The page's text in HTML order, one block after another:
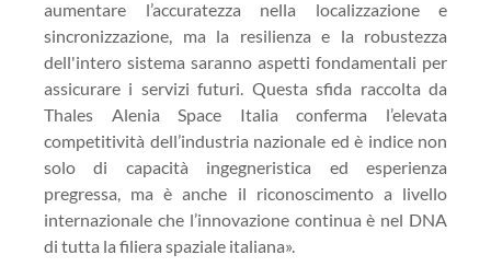
aumentare l’accuratezza nella localizzazione e
sincronizzazione, ma la resilienza e la robustezza
dell'intero sistema saranno aspetti fondamentali per
assicurare i servizi futuri. Questa sfida raccolta da
Thales Alenia Space Italia conferma l’elevata
competitività dell’industria nazionale ed è indice non
solo di capacità ingegneristica ed esperienza
pregressa, ma è anche il riconoscimento a livello
internazionale che l’innovazione continua è nel DNA
di tutta la filiera spaziale italiana».